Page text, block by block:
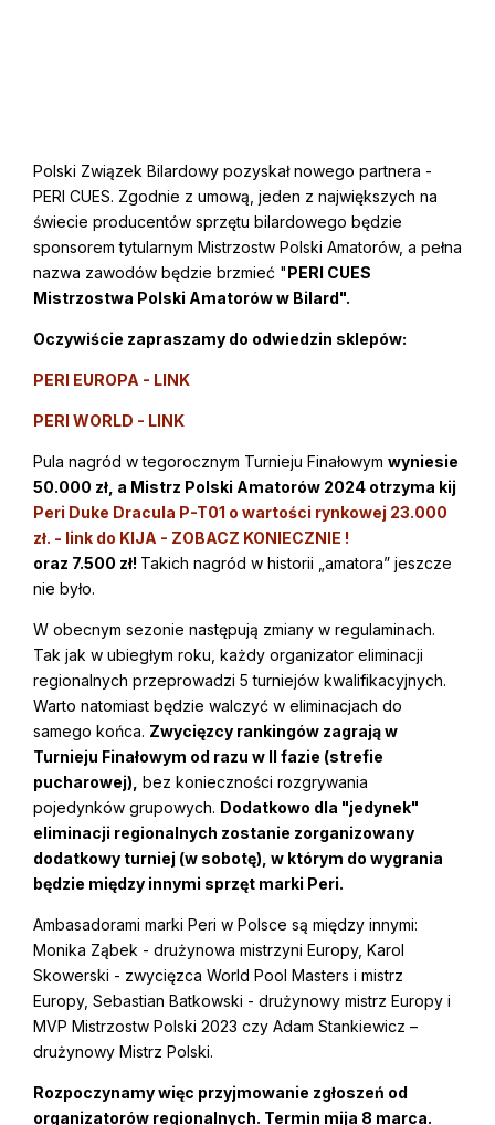
Polski Związek Bilardowy pozyskał nowego partnera -
PERI CUES. Zgodnie z umową, jeden z największych na
świecie producentów sprzętu bilardowego będzie
sponsorem tytularnym Mistrzostw Polski Amatorów, a pełna
nazwa zawodów będzie brzmieć "PERI CUES
Mistrzostwa Polski Amatorów w Bilard".
Oczywiście zapraszamy do odwiedzin sklepów:
PERI EUROPA - LINK
PERI WORLD - LINK
Pula nagród w tegorocznym Turnieju Finałowym wyniesie
50.000 zł, a Mistrz Polski Amatorów 2024 otrzyma kij
Peri Duke Dracula P-T01 o wartości rynkowej 23.000
zł. - link do KIJA - ZOBACZ KONIECZNIE !
oraz 7.500 zł! Takich nagród w historii „amatora” jeszcze
nie było.
W obecnym sezonie następują zmiany w regulaminach.
Tak jak w ubiegłym roku, każdy organizator eliminacji
regionalnych przeprowadzi 5 turniejów kwalifikacyjnych.
Warto natomiast będzie walczyć w eliminacjach do
samego końca. Zwycięzcy rankingów zagrają w
Turnieju Finałowym od razu w II fazie (strefie
pucharowej), bez konieczności rozgrywania
pojedynków grupowych. Dodatkowo dla "jedynek"
eliminacji regionalnych zostanie zorganizowany
dodatkowy turniej (w sobotę), w którym do wygrania
będzie między innymi sprzęt marki Peri.
Ambasadorami marki Peri w Polsce są między innymi:
Monika Ząbek - drużynowa mistrzyni Europy, Karol
Skowerski - zwycięzca World Pool Masters i mistrz
Europy, Sebastian Batkowski - drużynowy mistrz Europy i
MVP Mistrzostw Polski 2023 czy Adam Stankiewicz –
drużynowy Mistrz Polski.
Rozpoczynamy więc przyjmowanie zgłoszeń od
organizatorów regionalnych. Termin mija 8 marca.